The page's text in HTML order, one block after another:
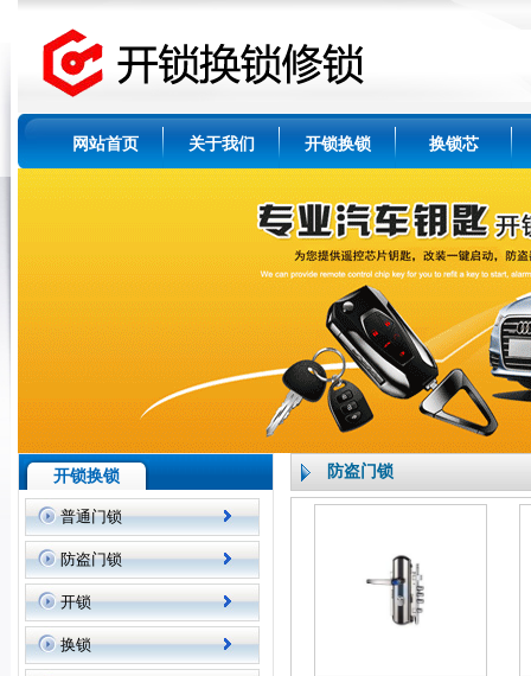
网站首页 关于我们 开锁换锁 换锁芯
开锁换锁
普通门锁
防盗门锁
开锁
换锁
防盗门锁